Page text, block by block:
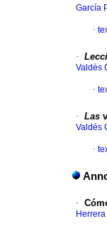
García
·
·
Valdés
·
· Las
Valdés
·
·